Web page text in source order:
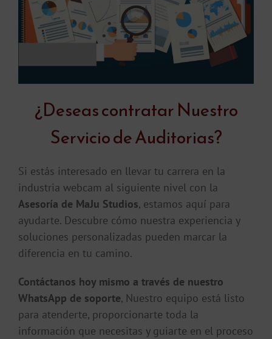
¿Deseas contratar Nuestro
Servicio de Auditorias?
Si estás interesado en llevar tu carrera en la
industria webcam al siguiente nivel con la
Asesoría de MaJu Studios, estamos aquí para
ayudarte. Descubre cómo nuestra experiencia y
soluciones personalizadas pueden marcar la
diferencia en tu camino.
Contáctanos hoy mismo a través de nuestro
WhatsApp de soporte, Nuestro equipo está listo
para atenderte, proporcionarte toda la
información que necesitas y guiarte en el proceso